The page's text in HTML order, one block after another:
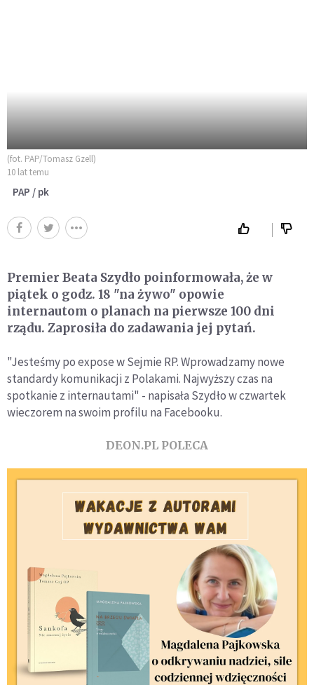
(fot. PAP/Tomasz Gzell)
10 lat temu
PAP / pk
Premier Beata Szydło poinformowała, że w
piątek o godz. 18 "na żywo" opowie
internautom o planach na pierwsze 100 dni
rządu. Zaprosiła do zadawania jej pytań.
"Jesteśmy po expose w Sejmie RP. Wprowadzamy nowe
standardy komunikacji z Polakami. Najwyższy czas na
spotkanie z internautami" - napisała Szydło w czwartek
wieczorem na swoim profilu na Facebooku.
DEON.PL POLECA